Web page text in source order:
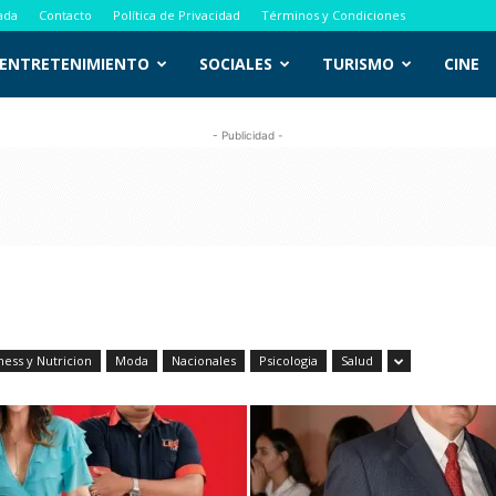
Contacto Política de Privacidad Términos y Condiciones
ENTRETENIMIENTO SOCIALES TURISMO CINE
- Publicidad -
y Nutricion Moda Nacionales Psicologia Salud